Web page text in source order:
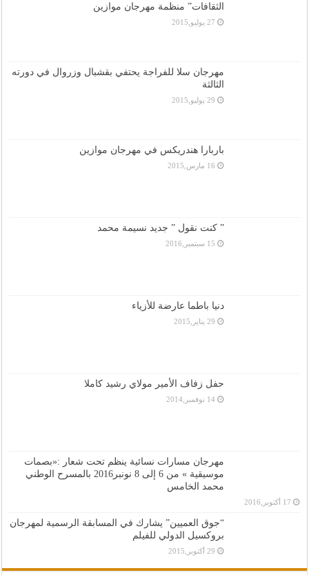
الثقافات” منظمة مهرجان موازين
27 يوليو,2015
مهرجان سلا للفراجة يحتفي بقشبال وزروال في دورته
الثالثة
29 يوليو,2015
باربارا هندريكس في مهرجان موازين
16 مارس,2015
” كنت نقول ” جديد نسيمة محمد
15 سبتمبر,2016
دنيا باطما عارضة للأزياء
29 يناير,2015
حفل زفاف الأمير مولاي رشيد كاملا
14 نوفمبر,2014
مهرجان مسارات نسائية ينظم تحت شعار :«بصمات
موسيقية » من 6 إلى 8 نونبر2016 بالمسرح الوطني
محمد الخامس
17 أكتوبر,2016
“جوق العميين” يشارك في المسابقة الرسمية لمهرجان
بروكسيل الدولي للفيلم
29 أكتوبر,2015